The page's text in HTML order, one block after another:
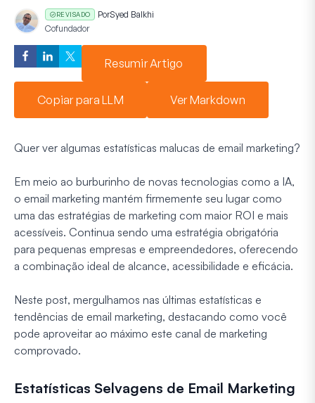
REVISADO PorSyed Balkhi
Cofundador
Resumir Artigo
Copiar para LLM Ver Markdown
Quer ver algumas estatísticas malucas de email marketing?
Em meio ao burburinho de novas tecnologias como a IA,
o email marketing mantém firmemente seu lugar como
uma das estratégias de marketing com maior ROI e mais
acessíveis. Continua sendo uma estratégia obrigatória
para pequenas empresas e empreendedores, oferecendo
a combinação ideal de alcance, acessibilidade e eficácia.
Neste post, mergulhamos nas últimas estatísticas e
tendências de email marketing, destacando como você
pode aproveitar ao máximo este canal de marketing
comprovado.
Estatísticas Selvagens de Email Marketing